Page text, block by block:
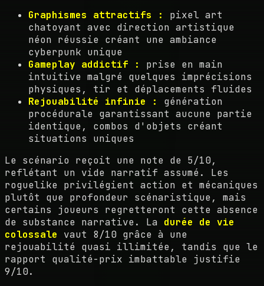
Graphismes attractifs :
pixel art
chatoyant avec direction artistique
néon réussie créant une ambiance
cyberpunk unique
Gameplay addictif :
prise en main
intuitive malgré quelques imprécisions
physiques, tir et déplacements fluides
Rejouabilité infinie :
génération
procédurale garantissant aucune partie
identique, combos d'objets créant
situations uniques
Le scénario reçoit une note de 5/10,
reflétant un vide narratif assumé. Les
roguelike privilégient action et mécaniques
plutôt que profondeur scénaristique, mais
certains joueurs regretteront cette absence
de substance narrative. La durée de vie
colossale vaut 8/10 grâce à une
rejouabilité quasi illimitée, tandis que le
rapport qualité-prix imbattable justifie
9/10.